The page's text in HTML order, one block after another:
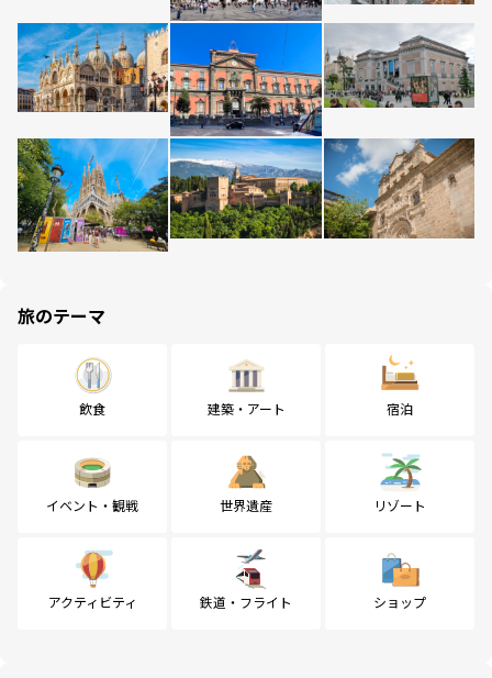
旅のテーマ
飲食 建築・アート 宿泊
イベント・観戦 世界遺産 リゾート
アクティビティ 鉄道・フライト ショップ